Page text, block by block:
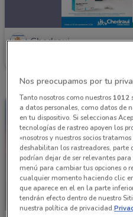
Chedraui
Nos preocupamos por tu
Tanto nosotros como nuestros 1012
a datos personales, como datos de
en tu dispositivo. Si seleccionas
tecnologías de rastreo apoyen los
«nosotros y nuestros socios
deshabilitan los rastreadores, parte
podrían dejar de ser relevantes
menú para cambiar tus opciones o
cualquier momento haciendo clic
que aparece en el en la parte
tendrán efecto dentro de nuestro
nuestra política de privacidad.